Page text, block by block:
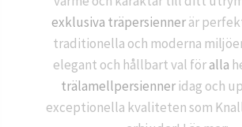
exklusiva träpersiennerär
traditionella och moderna
elegant och hållbart val föralla
trälamellpersienner idag och
exceptionella kvaliteten som